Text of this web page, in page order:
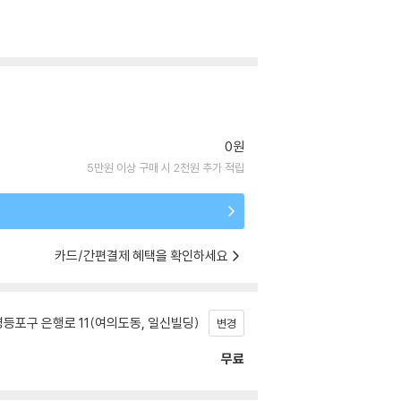
0원
5만원 이상 구매 시 2천원 추가 적립
카드/간편결제 혜택을 확인하세요
포구 은행로 11(여의도동, 일신빌딩) 변경
무료